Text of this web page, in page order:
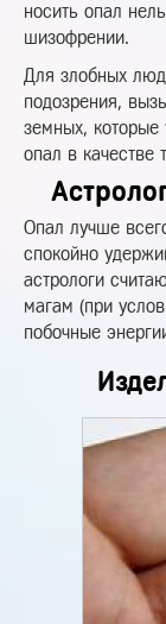
носить опал
Для злобных
подозрения,
земных, которые
опал в качестве
Опал лучше
спокойно
астрологи
магам (при
побочные